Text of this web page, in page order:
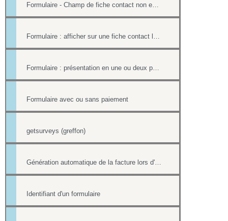
Formulaire - Champ de fiche contact non editable
Formulaire : afficher sur une fiche contact le lien ou le contenu d'un formulaire
Formulaire : présentation en une ou deux pages
Formulaire avec ou sans paiement
getsurveys (greffon)
Génération automatique de la facture lors d'un paiement par formulaire
Identifiant d'un formulaire